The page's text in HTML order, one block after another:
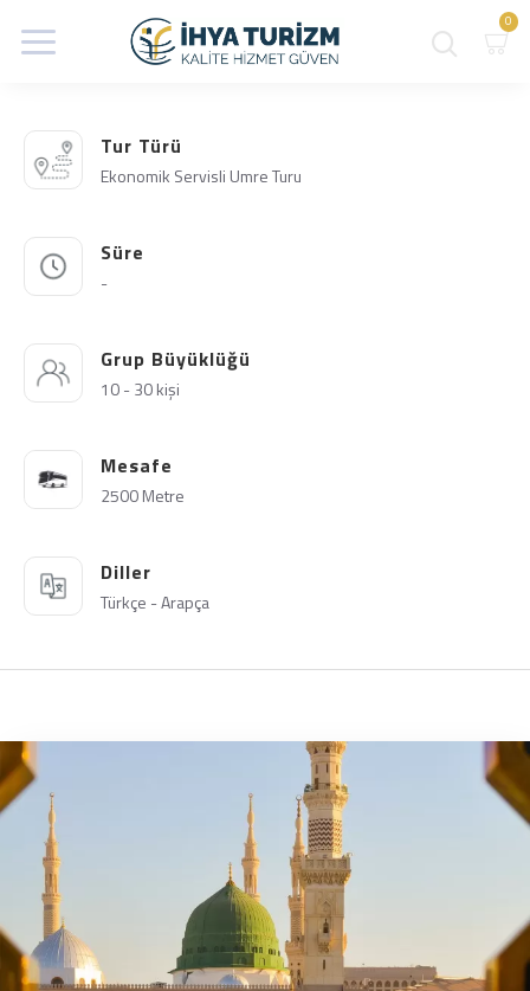
0
Tur Türü
Ekonomik Servisli Umre Turu
Süre
-
Grup Büyüklüğü
10 - 30 kişi
Mesafe
2500 Metre
Diller
Türkçe - Arapça